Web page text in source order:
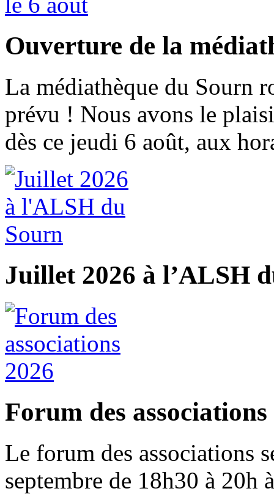
Ouverture de la
La médiathèque du Sourn
prévu ! Nous avons le
dès ce jeudi 6 août, aux
Juillet 2026 à l’ALSH
Forum des associations
Le forum des associations
septembre de 18h30 à 20h